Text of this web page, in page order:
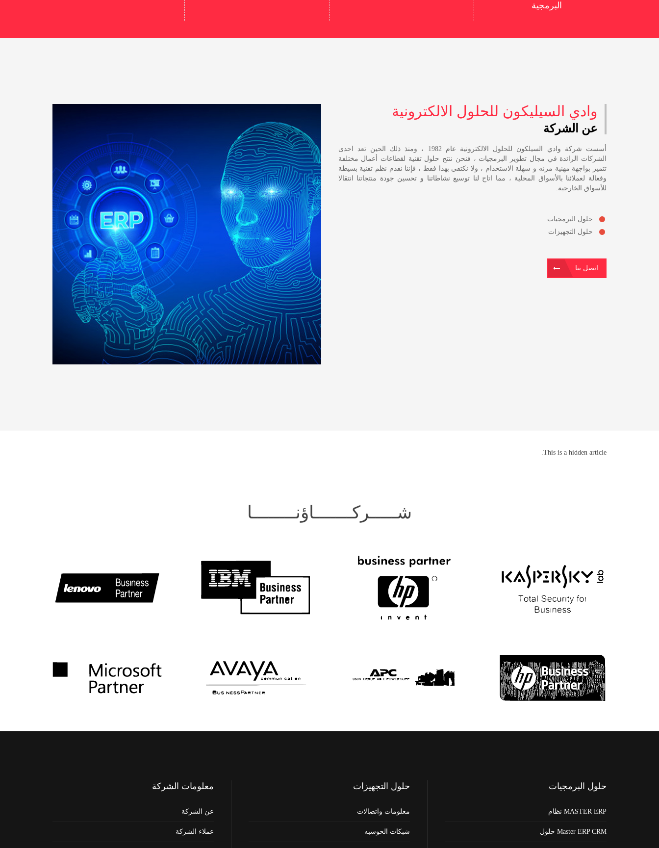
البرمجية
وادي السيليكون للحلول الالكترونية
عن الشركة
أسست شركة وادي السيلكون للحلول الالكترونية عام 1982 ، ومنذ ذلك الحين تعد احدى
الشركات الرائدة في مجال تطوير البرمجيات ، فنحن ننتج حلول تقنية لقطاعات أعمال مختلفة
تتميز بواجهة مهنية مرنه و سهلة الاستخدام ، ولا نكتفي بهذا فقط ، فإننا نقدم نظم تقنية بسيطة
وفعالة لعملائنا بالأسواق المحلية ، مما اتاح لنا توسيع نشاطاتنا و تحسين جودة منتجاتنا انتقالا
للأسواق الخارجية.
حلول البرمجيات
حلول التجهيزات
اتصل بنا
This is a hidden article.
شـــــركـــــــاؤنــــــــا
حلول البرمجيات
MASTER ERP نظام
Master ERP CRM حلول
حلول التجهيزات
معلومات واتصالات
شبكات الحوسبه
معلومات الشركة
عن الشركة
عملاء الشركة